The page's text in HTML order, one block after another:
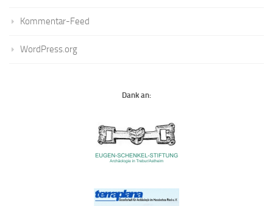
Kommentar-Feed
WordPress.org
Dank an: